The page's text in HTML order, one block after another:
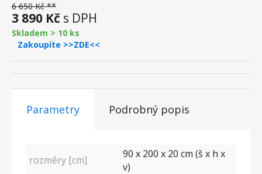
6 650 Kč **
3 890 Kč s DPH
Skladem > 10 ks
Zakoupíte >>ZDE<<
Parametry Podrobný popis
rozměry [cm]
90 x 200 x 20 cm (š x h x
v)